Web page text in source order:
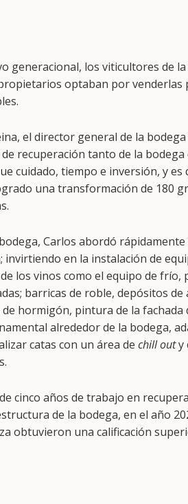
generacional, los viticultores de
optaban por venderlas
el director general de la
recuperación tanto de la bodega
cuidado, tiempo e inversión, y es
una transformación de 180
Carlos abordó rápidamente
invirtiendo en la instalación de
los vinos como el equipo de frío,
barricas de roble, depósitos de
hormigón, pintura de la fachada
alrededor de la bodega,
catas con un área de chill outy
cinco años de trabajo en
de la bodega, en el año
obtuvieron una calificación